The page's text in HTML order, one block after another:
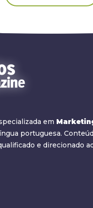
em
portuguesa.
e direcionado